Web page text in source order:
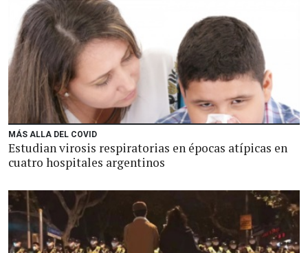
MÁS ALLA DEL COVID
Estudian virosis respiratorias en épocas atípicas en
cuatro hospitales argentinos